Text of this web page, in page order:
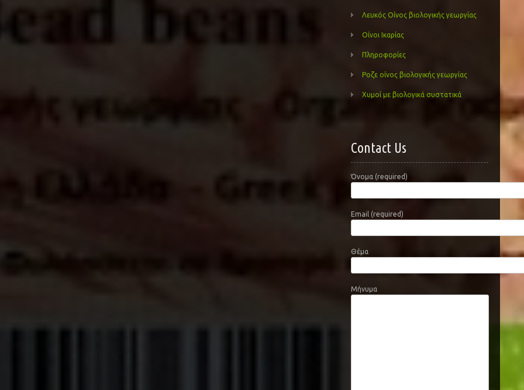
Λευκός Οίνος βιολογικής γεωργίας
Οίνοι Ικαρίας
Πληροφορίες
Ροζε οίνος βιολογικής γεωργίας
Χυμοί με βιολογικά συστατικά
Contact Us
Όνομα (required)
Email (required)
Θέμα
Μήνυμα